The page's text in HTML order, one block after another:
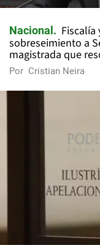
Nacional
Fiscalía
sobreseimiento a
magistrada que
Por Cristian Neira